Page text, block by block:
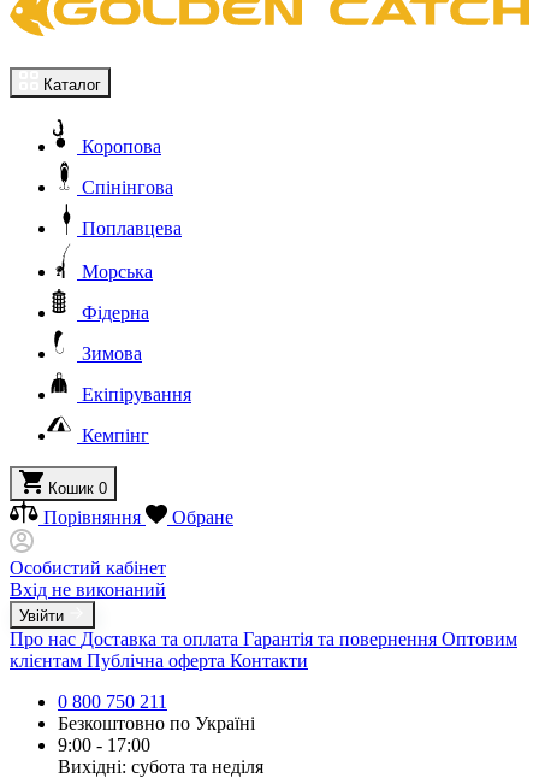
Каталог
Коропова
Спінінгова
Поплавцева
Морська
Фідерна
Зимова
Екіпірування
Кемпінг
Кошик 0
Порівняння Обране
Особистий кабінет
Вхід не виконаний
Увійти
Про нас Доставка та оплата Гарантія та повернення Оптовим
клієнтам Публічна оферта Контакти
0 800 750 211
Безкоштовно по Україні
9:00 - 17:00
Вихідні: субота та неділя